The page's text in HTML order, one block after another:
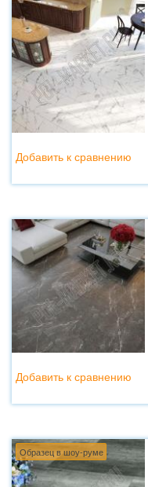
Добавить к сравнению
Добавить к сравнению
Образец в шоу-руме